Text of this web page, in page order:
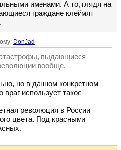
именами. А то, глядя на
граждане клеймят
DonJad
выдающиеся
вообще.
но в данном конкретном
враг использует такое
революция в России
цвета. Под красными